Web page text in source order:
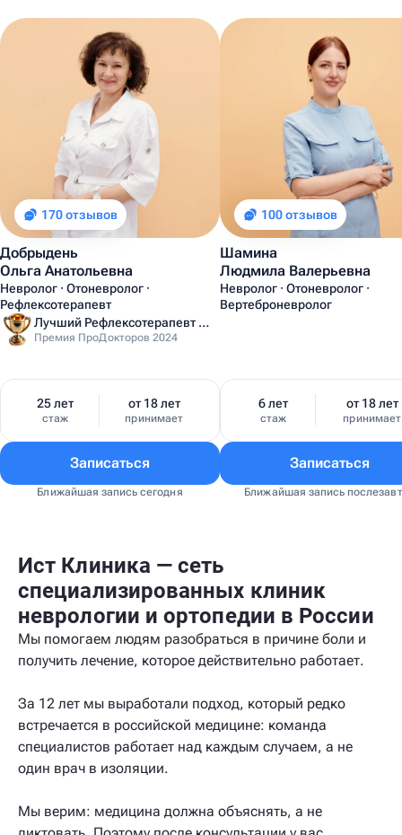
170 отзывов
Добрыдень
Ольга Анатольевна
Невролог · Отоневролог ·
Рефлексотерапевт
Лучший Рефлексотерапевт Санкт-Петербурга
Премия ПроДокторов 2024
25 лет
стаж
от 18 лет
принимает
Записаться
Ближайшая запись сегодня
100 отзывов
Шамина
Людмила Валерьевна
Невролог · Отоневролог ·
Вертеброневролог
6 лет
стаж
от 18 лет
принимает
Записаться
Ближайшая запись
Ист Клиника — сеть
специализированных клиник
неврологии и ортопедии в России
Мы помогаем людям разобраться в причине боли и
получить лечение, которое действительно работает.
За 12 лет мы выработали подход, который редко
встречается в российской медицине: команда
специалистов работает над каждым случаем, а не
один врач в изоляции.
Мы верим: медицина должна объяснять, а не